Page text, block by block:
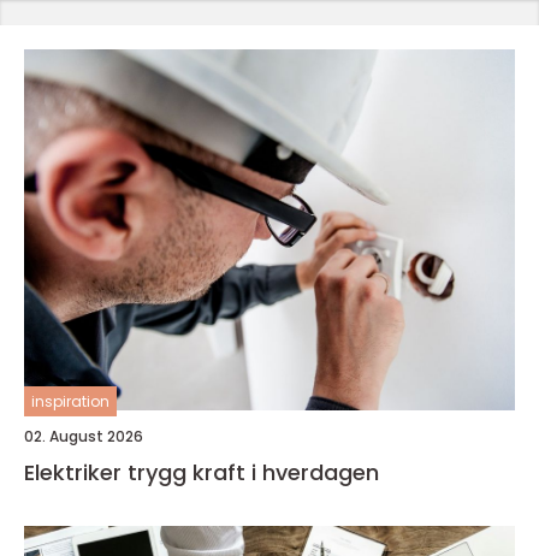
inspiration
02. August 2026
Elektriker trygg kraft i hverdagen